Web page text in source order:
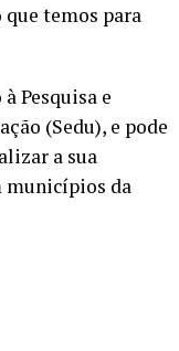
que temos para
Pesquisa e
(Sedu), e pode
a sua
municípios da